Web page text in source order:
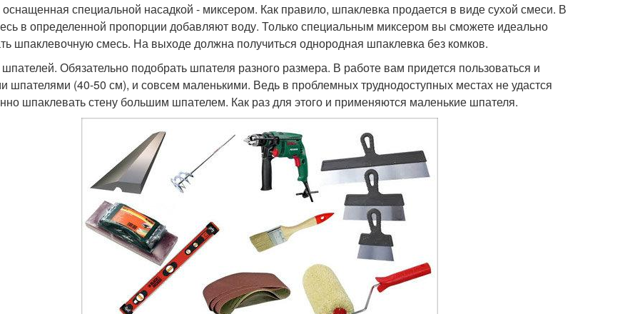
специальной насадкой - миксером. Как правило, шпаклевка продается в виде сухой смеси. В
в определенной пропорции добавляют воду. Только специальным миксером вы сможете идеально
шпаклевочную смесь. На выходе должна получиться однородная шпаклевка без комков.
Обязательно подобрать шпателя разного размера. В работе вам придется пользоваться и
шпателями (40-50 см), и совсем маленькими. Ведь в проблемных труднодоступных местах не удастся
шпаклевать стену большим шпателем. Как раз для этого и применяются маленькие шпателя.